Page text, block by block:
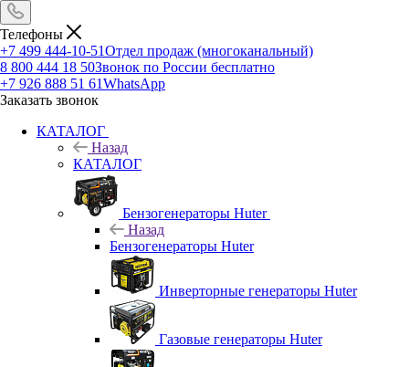
Телефоны
+7 499 444-10-51Отдел продаж (многоканальный)
8 800 444 18 50Звонок по России бесплатно
+7 926 888 51 61WhatsApp
Заказать звонок
КАТАЛОГ
Назад
КАТАЛОГ
Бензогенераторы Huter
Назад
Бензогенераторы Huter
Инверторные генераторы Huter
Газовые генераторы Huter